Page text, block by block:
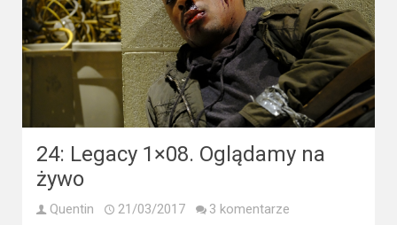
24: Legacy 1×08. Oglądamy na
żywo
Quentin 21/03/2017 3 komentarze